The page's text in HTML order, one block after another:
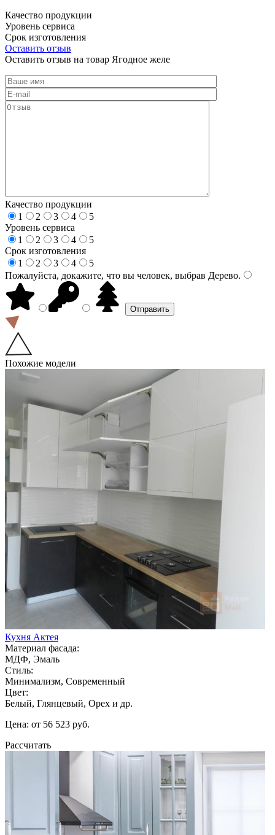
Качество продукции
Уровень сервиса
Срок изготовления
Оставить отзыв
Оставить отзыв на товар Ягодное желе
Качество продукции
1
2 3 4
5
Уровень сервиса
1
2 3 4
5
Срок изготовления
1
2 3 4
5
Пожалуйста, докажите, что вы человек, выбрав Дерево.
Похожие модели
Кухня Актея
Материал фасада:
МДФ, Эмаль
Стиль:
Минимализм, Современный
Цвет:
Белый, Глянцевый, Орех и др.
Цена: от 56 523 руб.
Рассчитать